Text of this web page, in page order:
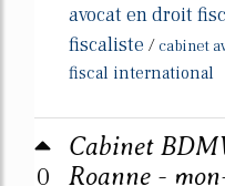
avocat en droit
fiscaliste / cabinet
fiscal international
0
Cabinet
Roanne -